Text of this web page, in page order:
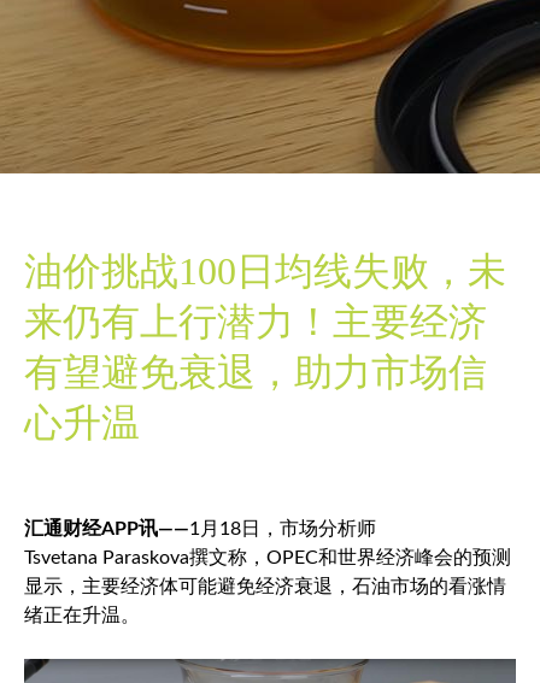
油价挑战100日均线失败，未
来仍有上行潜力！主要经济
有望避免衰退，助力市场信
心升温
汇通财经APP讯——1月18日，市场分析师
Tsvetana Paraskova撰文称，OPEC和世界经济峰会的预测
显示，主要经济体可能避免经济衰退，石油市场的看涨情
绪正在升温。